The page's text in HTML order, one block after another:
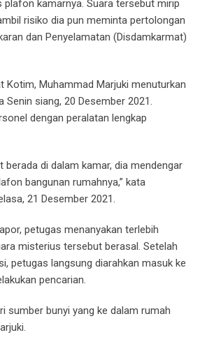
kamarnya. Suara tersebut mirip
risiko dia pun meminta pertolongan
dan Penyelamatan (Disdamkarmat)
Kotim, Muhammad Marjuki menuturkan
Senin siang, 20 Desember 2021.
dengan peralatan lengkap
berada di dalam kamar, dia mendengar
bangunan rumahnya,” kata
21 Desember 2021.
petugas menanyakan terlebih
misterius tersebut berasal. Setelah
petugas langsung diarahkan masuk ke
pencarian.
sumber bunyi yang ke dalam rumah